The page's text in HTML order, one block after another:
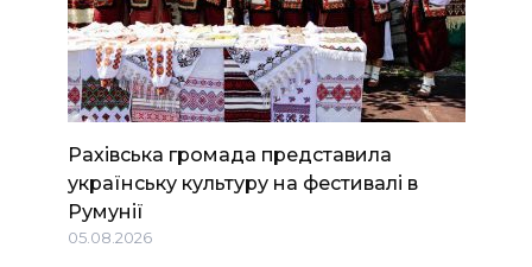
Рахівська громада представила
українську культуру на фестивалі в
Румунії
05.08.2026